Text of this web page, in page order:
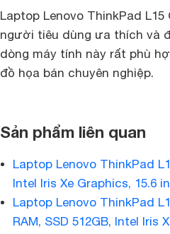
Laptop Lenovo ThinkPad
người tiêu dùng ưa thích và
dòng máy tính này rất phù
đồ họa bán chuyên nghiệp.
Sản phẩm liên quan
Laptop Lenovo ThinkPad
Intel Iris Xe Graphics, 15.6
Laptop Lenovo ThinkPad
RAM, SSD 512GB, Intel Iris